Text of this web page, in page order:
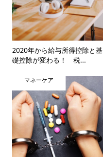
2020年から給与所得控除と基
礎控除が変わる！ 税...
マネーケア